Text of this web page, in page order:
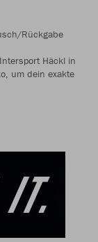
Rückgabe
Häckl in
um dein exakte